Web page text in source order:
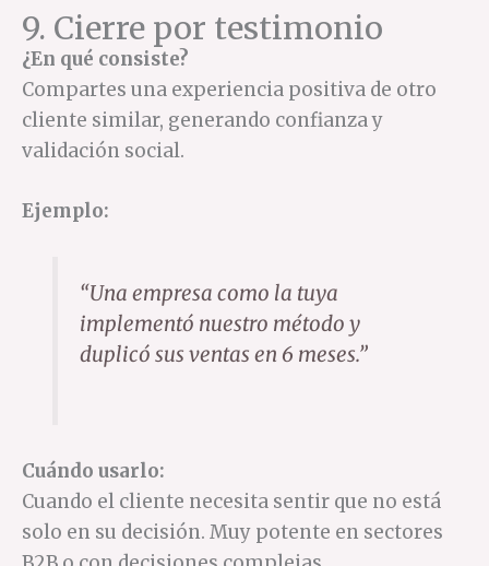
9. Cierre por testimonio
¿En qué consiste?
Compartes una experiencia positiva de otro
cliente similar, generando confianza y
validación social.
Ejemplo:
“Una empresa como la tuya
implementó nuestro método y
duplicó sus ventas en 6 meses.”
Cuándo usarlo:
Cuando el cliente necesita sentir que no está
solo en su decisión. Muy potente en sectores